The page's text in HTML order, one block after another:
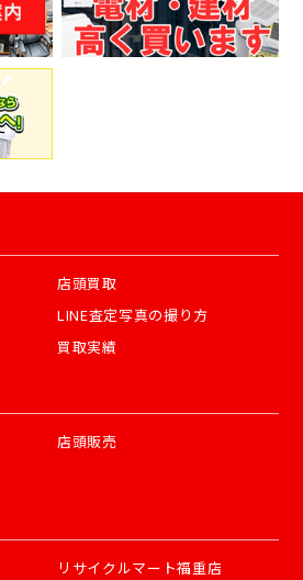
店頭買取
LINE査定写真の撮り方
買取実績
店頭販売
リサイクルマート福重店